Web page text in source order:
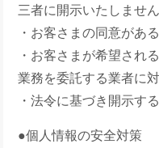
三者に開示いたしません
・お客さまの同意があ
・お客さまが希望され
業務を委託する業者に
・法令に基づき開示す
●個人情報の安全対策